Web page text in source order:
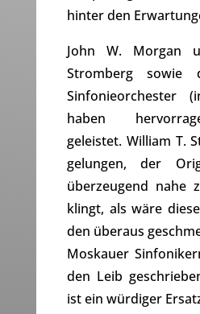
hinter den
John W. Morgan
Stromberg sowie
Sinfonieorchester
haben
geleistet. William T.
gelungen, der
überzeugend nahe
klingt, als wäre
den überaus
Moskauer
den Leib
ist ein würdiger